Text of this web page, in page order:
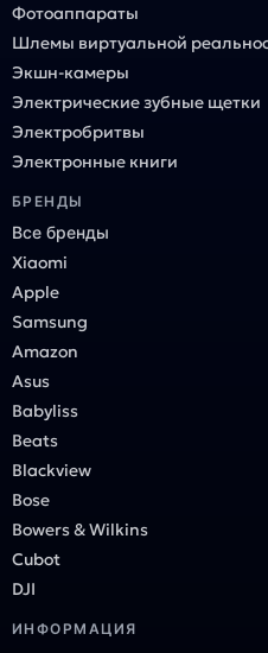
Фотоаппараты
Шлемы виртуальной
Экшн-камеры
Электрические зубные щетки
Электробритвы
Электронные книги
БРЕНДЫ
Все бренды
Xiaomi
Apple
Samsung
Amazon
Asus
Babyliss
Beats
Blackview
Bose
Bowers & Wilkins
Cubot
DJI
ИНФОРМАЦИЯ